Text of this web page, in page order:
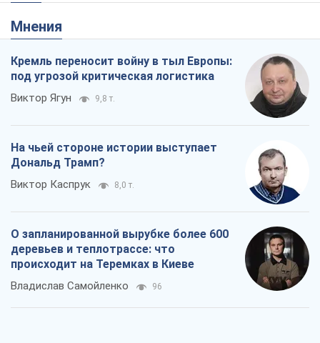
Мнения
Кремль переносит войну в тыл Европы:
под угрозой критическая логистика
Виктор Ягун 9,8 т.
На чьей стороне истории выступает
Дональд Трамп?
Виктор Каспрук 8,0 т.
О запланированной вырубке более 600
деревьев и теплотрассе: что
происходит на Теремках в Киеве
Владислав Самойленко 96